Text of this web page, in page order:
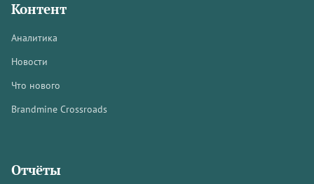
Контент
Аналитика
Новости
Что нового
Brandmine Crossroads
Отчёты